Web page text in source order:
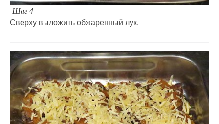
Шаг 4
Сверху выложить обжаренный лук.